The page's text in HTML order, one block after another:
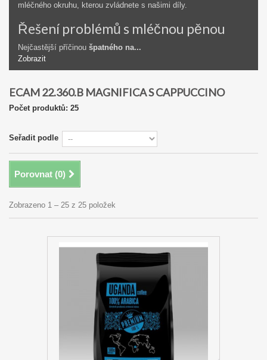
mléčného okruhu, kterou zvládnete s našimi díly.
Řešení problémů s mléčnou pěnou
Nejčastější příčinou špatného na...
Zobrazit
ECAM 22.360.B MAGNIFICA S CAPPUCCINO
Počet produktů: 25
Seřadit podle
Porovnat (0)
Zobrazeno 1 – 25 z 25 položek